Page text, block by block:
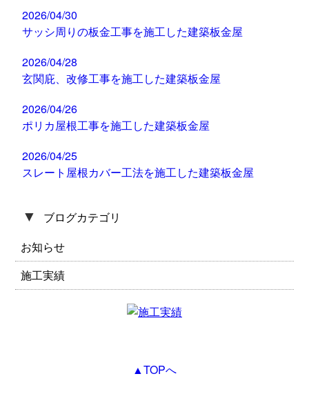
2026/04/30
サッシ周りの板金工事を施工した建築板金屋
2026/04/28
玄関庇、改修工事を施工した建築板金屋
2026/04/26
ポリカ屋根工事を施工した建築板金屋
2026/04/25
スレート屋根カバー工法を施工した建築板金屋
▼ ブログカテゴリ
お知らせ
施工実績
▲TOPへ